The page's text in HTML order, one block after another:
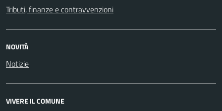
Tributi, finanze e contravvenzioni
NOVITÀ
Notizie
VIVERE IL COMUNE